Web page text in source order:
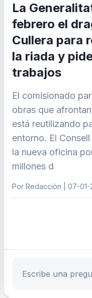
La
febrero el
Cullera para
la riada y
trabajos
El comisionado
obras que
está reutilizando
entorno. El
la nueva oficina
millones d
Por Redacción | 07-01-
Escribe tu pregunta